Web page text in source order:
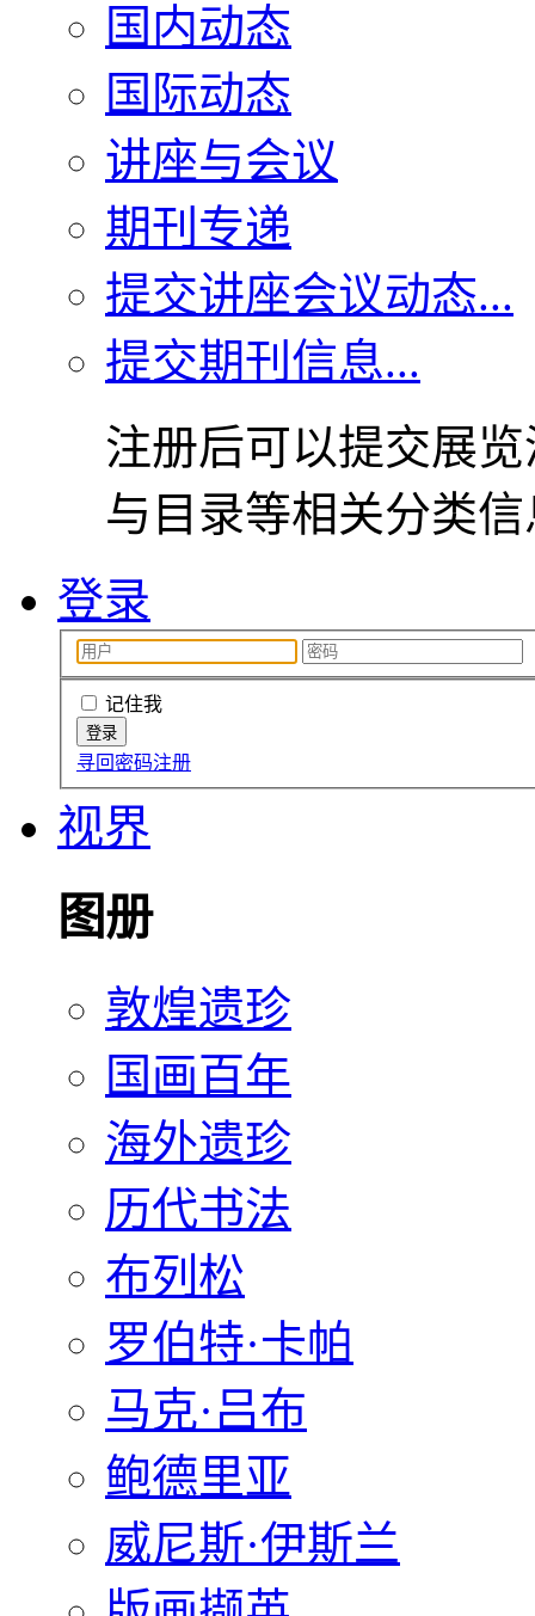
国内动态
国际动态
讲座与会议
期刊专递
提交讲座会议动态...
提交期刊信息...
注册后可以提交展
与目录等相关分类
登录
记住我
寻回密码注册
视界
图册
敦煌遗珍
国画百年
海外遗珍
历代书法
布列松
罗伯特·卡帕
马克·吕布
鲍德里亚
威尼斯·伊斯兰